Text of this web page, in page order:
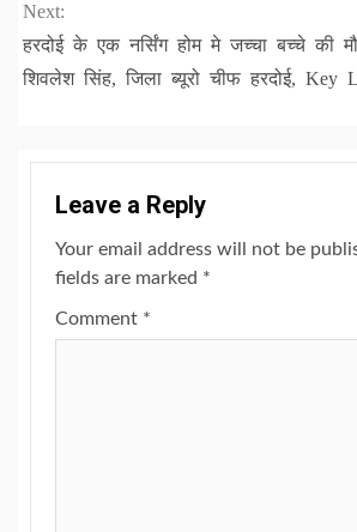
Next:
हरदोई के एक नर्सिंग होम मे जच्चा बच्चे की
शिवलेश सिंह, जिला ब्यूरो चीफ हरदोई, Key
Leave a Reply
Your email address will not be
fields are marked *
Comment *